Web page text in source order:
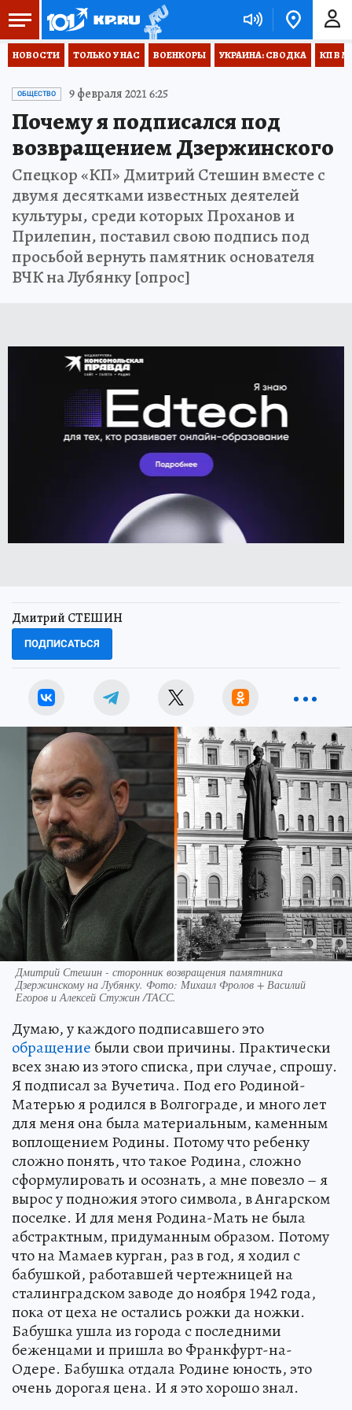
НОВОСТИ ТОЛЬКО У НАС ВОЕНКОРЫ УКРАИНА: СВОДКА КП В
ОБЩЕСТВО 9 февраля 2021 6:25
Почему я подписался под
возвращением Дзержинского
Спецкор «КП» Дмитрий Стешин вместе с
двумя десятками известных деятелей
культуры, среди которых Проханов и
Прилепин, поставил свою подпись под
просьбой вернуть памятник основателя
ВЧК на Лубянку [опрос]
Дмитрий СТЕШИН
ПОДПИСАТЬСЯ
Дмитрий Стешин - сторонник возвращения памятника
Дзержинскому на Лубянку. Фото: Михаил Фролов + Василий
Егоров и Алексей Стужин /ТАСС.
Думаю, у каждого подписавшего это
обращение были свои причины. Практически
всех знаю из этого списка, при случае, спрошу.
Я подписал за Вучетича. Под его Родиной-
Матерью я родился в Волгограде, и много лет
для меня она была материальным, каменным
воплощением Родины. Потому что ребенку
сложно понять, что такое Родина, сложно
сформулировать и осознать, а мне повезло – я
вырос у подножия этого символа, в Ангарском
поселке. И для меня Родина-Мать не была
абстрактным, придуманным образом. Потому
что на Мамаев курган, раз в год, я ходил с
бабушкой, работавшей чертежницей на
сталинградском заводе до ноября 1942 года,
пока от цеха не остались рожки да ножки.
Бабушка ушла из города с последними
беженцами и пришла во Франкфурт-на-
Одере. Бабушка отдала Родине юность, это
очень дорогая цена. И я это хорошо знал.